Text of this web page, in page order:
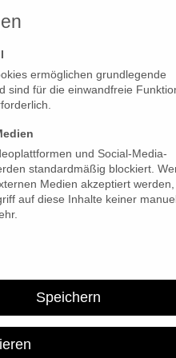
wins Life
ermöglichen grundlegende
sind für die einwandfreie
und Social-Media-
standardmäßig blockiert.
Medien akzeptiert werden,
auf diese Inhalte keiner
Speichern